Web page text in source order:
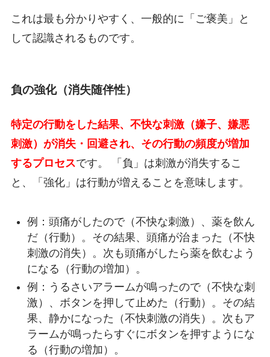
これは最も分かりやすく、一般的に「ご褒美」と
して認識されるものです。
負の強化（消失随伴性）
特定の行動をした結果、不快な刺激（嫌子、嫌悪
刺激）が消失・回避され、その行動の頻度が増加
するプロセスです。 「負」は刺激が消失するこ
と、「強化」は行動が増えることを意味します。
例：頭痛がしたので（不快な刺激）、薬を飲ん
だ（行動）。その結果、頭痛が治まった（不快
刺激の消失）。次も頭痛がしたら薬を飲むよう
になる（行動の増加）。
例：うるさいアラームが鳴ったので（不快な刺
激）、ボタンを押して止めた（行動）。その結
果、静かになった（不快刺激の消失）。次もア
ラームが鳴ったらすぐにボタンを押すようにな
る（行動の増加）。